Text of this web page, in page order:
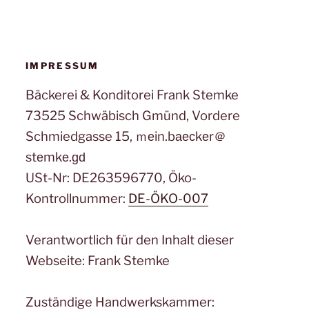
IMPRESSUM
Bäckerei & Konditorei Frank Stemke
73525 Schwäbisch Gmünd, Vordere
Schmiedgasse 15, ｍеin.bаеϲkеr＠
stеmkе.ɡԁ
USt-Nr: DE263596770, Öko-
Kontrollnummer: DE-ÖKO-007
Verantwortlich für den Inhalt dieser
Webseite: Frank Stemke
Zuständige Handwerkskammer: